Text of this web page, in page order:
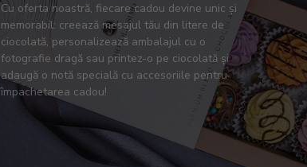
Cu oferta noastră, fiecare cadou devine unic și
memorabil: creează mesajul tău din litere de
ciocolată, personalizează ambalajul cu o
fotografie dragă sau printez-o pe ciocolată și
adaugă o notă specială cu accesoriile pentru
împachetarea cadou!